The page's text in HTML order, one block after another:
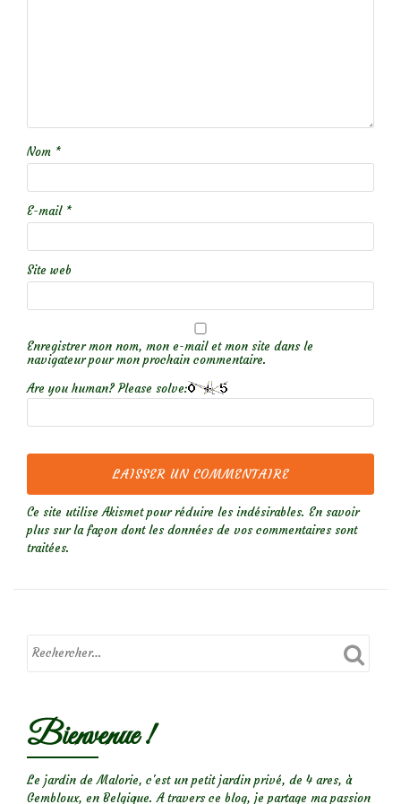
Nom *
E-mail *
Site web
Enregistrer mon nom, mon e-mail et mon site dans le
navigateur pour mon prochain commentaire.
Are you human? Please solve:
Ce site utilise Akismet pour réduire les indésirables. En savoir
plus sur la façon dont les données de vos commentaires sont
traitées.
Bienvenue !
Le jardin de Malorie, c'est un petit jardin privé, de 4 ares, à
Gembloux, en Belgique. A travers ce blog, je partage ma passion